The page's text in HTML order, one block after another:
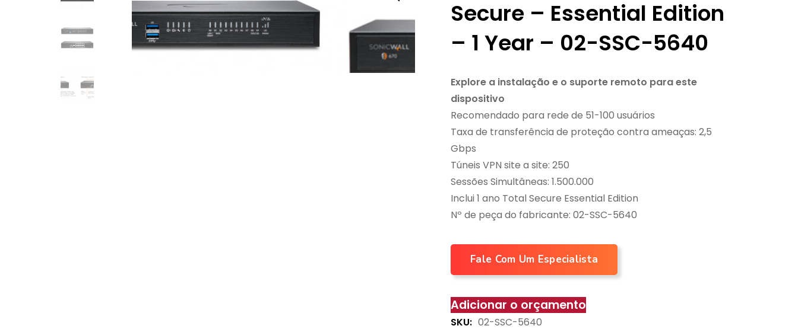
Secure – Essential Edition
– 1 Year – 02-SSC-5640
Explore a instalação e o suporte remoto para este
dispositivo
Recomendado para rede de 51-100 usuários
Taxa de transferência de proteção contra ameaças: 2,5
Gbps
Túneis VPN site a site: 250
Sessões Simultâneas: 1.500.000
Inclui 1 ano Total Secure Essential Edition
Nº de peça do fabricante: 02-SSC-5640
Fale Com Um Especialista
Adicionar o orçamento
SKU: 02-SSC-5640